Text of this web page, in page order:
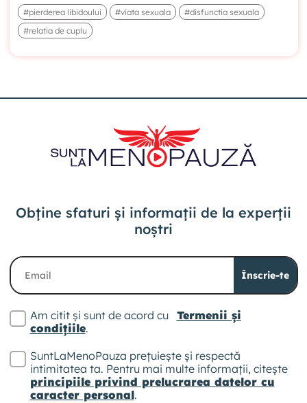
#pierderea libidoului #viata sexuala
#disfunctia sexuala
#relatia de cuplu
Obține sfaturi și informații de la experții
noștri
Înscrie-te
Am citit și sunt de acord cu Termenii și
condițiile.
SuntLaMenoPauza prețuiește și respectă
intimitatea ta. Pentru mai multe informații, citește
principiile privind prelucrarea datelor cu
caracter personal.